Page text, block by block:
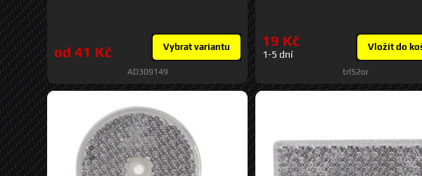
od 41 Kč Vybrat variantu
AD309149
19 Kč
1-5 dní
Vložit do
trl52or